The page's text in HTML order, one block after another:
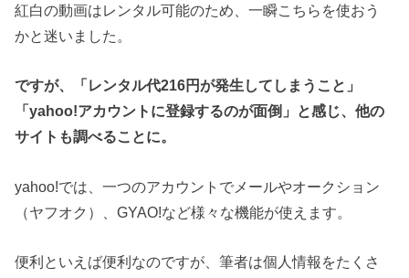
紅白の動画はレンタル可能のため、一瞬こちらを使おう
かと迷いました。
ですが、「レンタル代216円が発生してしまうこと」
「yahoo!アカウントに登録するのが面倒」と感じ、他の
サイトも調べることに。
yahoo!では、一つのアカウントでメールやオークション
（ヤフオク）、GYAO!など様々な機能が使えます。
便利といえば便利なのですが、筆者は個人情報をたくさ